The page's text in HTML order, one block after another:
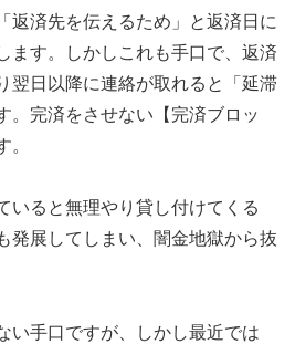
返済先を伝えるため」と返済日に
ます。しかしこれも手口で、返済
翌日以降に連絡が取れると「延滞
。完済をさせない【完済ブロッ
。
いると無理やり貸し付けてくる
発展してしまい、闇金地獄から抜
い手口ですが、しかし最近では